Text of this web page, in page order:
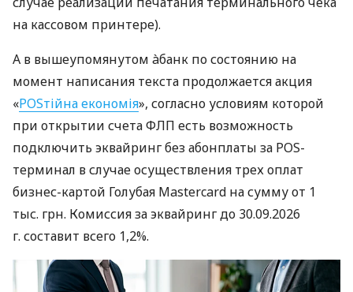
на кассовом принтере).
А в вышеупомянутом àбанк по состоянию на
момент написания текста продолжается акция
«POSтійна економія», согласно условиям которой
при открытии счета ФЛП есть возможность
подключить эквайринг без абонплаты за POS-
терминал в случае осуществления трех оплат
бизнес-картой Голубая Mastercard на сумму от 1
тыс. грн. Комиссия за эквайринг до 30.09.2026
г. составит всего 1,2%.